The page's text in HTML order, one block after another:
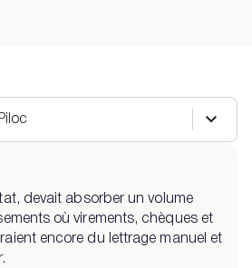
devait absorber un volume
où virements, chèques et
encore du lettrage manuel et